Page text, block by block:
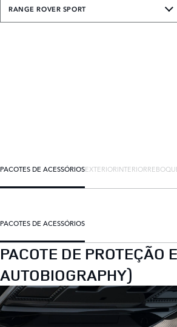
RANGE ROVER SPORT
PACOTES DE ACESSÓRIOSEXTERIORINTERIOR
PACOTES DE ACESSÓRIOS
PACOTE DE PROTEÇÃO
AUTOBIOGRAPHY)